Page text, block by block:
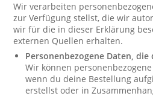
Wir verarbeiten
zur Verfügung stellst, die wir
wir für die in dieser Erklärung
externen Quellen erhalten.
Personenbezogene Daten,
Wir können
wenn du deine Bestellung
erstellst oder in